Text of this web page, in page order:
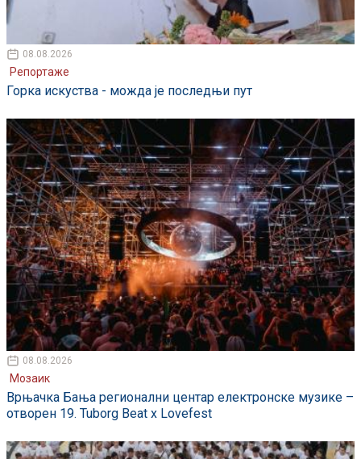
08.08.2026
Репортаже
Горка искуства - можда је последњи пут
08.08.2026
Мозаик
Врњачка Бања регионални центар електронске музике –
отворен 19. Tuborg Beat x Lovefest